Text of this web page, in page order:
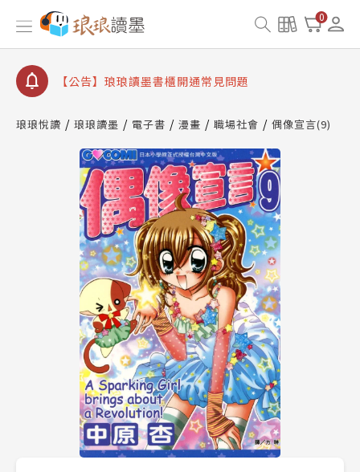
0
【公告】琅琅書店服務升級重要說明及資產合併結果
查詢
【公告】琅琅讀墨數位閱讀資產合併與書櫃開通申請
【公告】琅琅讀墨書櫃開通常見問題
請圖文教學
【公告】琅琅書店服務升級重要說明及資產合併結果
查詢
【公告】琅琅讀墨數位閱讀資產合併與書櫃開通申請
琅琅悅讀 琅琅讀墨 電子書 漫畫 職場社會 偶像宣言(9)